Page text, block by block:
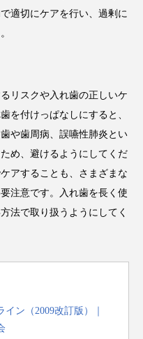
適切にケアを行い、過剰に
リスクや入れ歯の正しいケ
を付けっぱなしにすると、
や歯周病、誤嚥性肺炎とい
め、避けるようにしてくだ
アすることも、さまざまな
注意です。入れ歯を長く使
法で取り扱うようにしてく
ン（2009改訂版）｜